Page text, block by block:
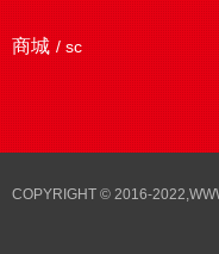
商城 / sc
COPYRIGHT © 2016-